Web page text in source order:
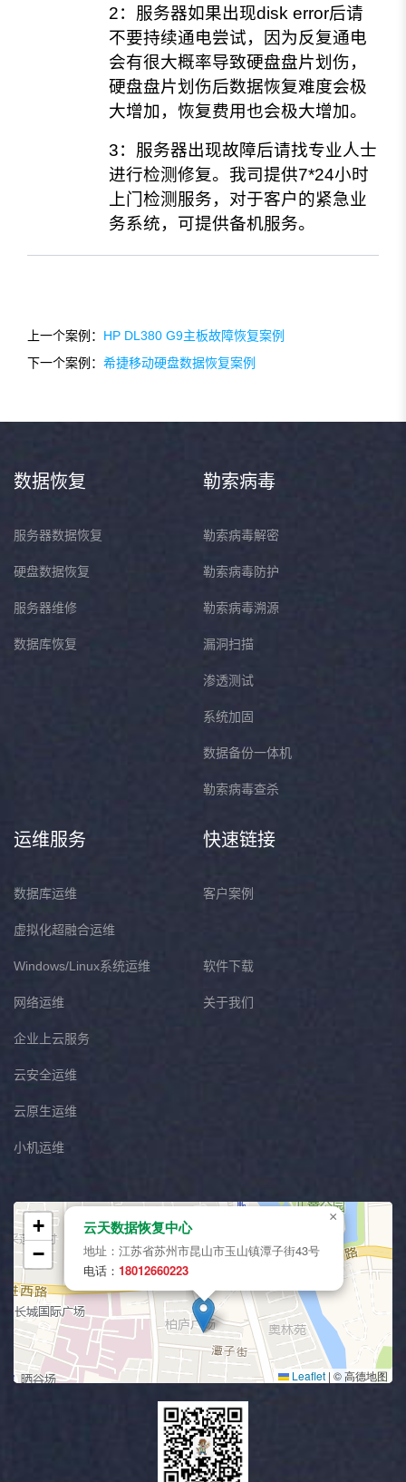
2：服务器如果出现disk error后请
不要持续通电尝试，因为反复通电
会有很大概率导致硬盘盘片划伤，
硬盘盘片划伤后数据恢复难度会极
大增加，恢复费用也会极大增加。
3：服务器出现故障后请找专业人士
进行检测修复。我司提供7*24小时
上门检测服务，对于客户的紧急业
务系统，可提供备机服务。
上一个案例： HP DL380 G9主板故障恢复案例
下一个案例： 希捷移动硬盘数据恢复案例
数据恢复
服务器数据恢复
硬盘数据恢复
服务器维修
数据库恢复
勒索病毒
勒索病毒解密
勒索病毒防护
勒索病毒溯源
漏洞扫描
渗透测试
系统加固
数据备份一体机
勒索病毒查杀
运维服务
数据库运维
虚拟化超融合运维
Windows/Linux系统运维
网络运维
企业上云服务
云安全运维
云原生运维
小机运维
快速链接
客户案例
软件下载
关于我们